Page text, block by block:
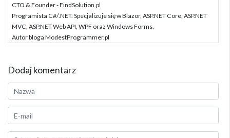
CTO & Founder - FindSolution.pl
Programista C#/.NET. Specjalizuje się w Blazor, ASP.NET Core, ASP.NET
MVC, ASP.NET Web API, WPF oraz Windows Forms.
Autor bloga ModestProgrammer.pl
Dodaj komentarz